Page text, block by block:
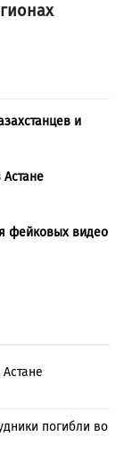
и
фейковых видео
погибли во